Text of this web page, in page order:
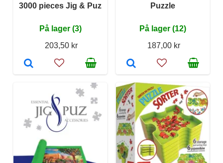
3000 pieces Jig & Puz
På lager (3)
203,50 kr
Puzzle
På lager (12)
187,00 kr